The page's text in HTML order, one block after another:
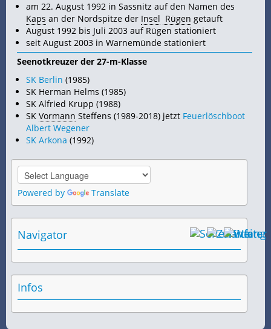
am 22. August 1992 in Sassnitz auf den Namen des
Kaps an der Nordspitze der Insel Rügen getauft
August 1992 bis Juli 2003 auf Rügen stationiert
seit August 2003 in Warnemünde stationiert
Seenotkreuzer der 27-m-Klasse
SK Berlin (1985)
SK Herman Helms (1985)
SK Alfried Krupp (1988)
SK Vormann Steffens (1989-2018) jetzt Feuerlöschboot
Albert Wegener
SK Arkona (1992)
Powered by Translate
Navigator
Infos